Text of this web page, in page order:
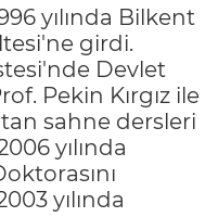
yılında Bilkent
girdi.
Devlet
Pekin Kırgız ile
sahne dersleri
yılında
yılında